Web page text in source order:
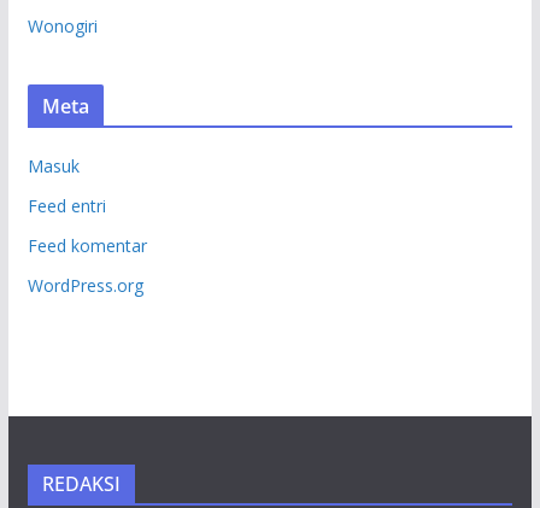
Wonogiri
Meta
Masuk
Feed entri
Feed komentar
WordPress.org
REDAKSI